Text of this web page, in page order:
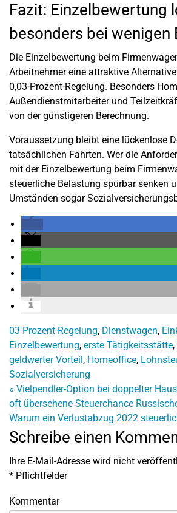
Fazit: Einzelbewertung
besonders bei wenigen
Die Einzelbewertung beim
Arbeitnehmer eine attraktive
0,03-Prozent-Regelung. Besonders
Außendienstmitarbeiter und
von der günstigeren Berechnung.
Voraussetzung bleibt eine lückenlose
tatsächlichen Fahrten. Wer die
mit der Einzelbewertung beim
steuerliche Belastung spürbar senken
Umständen sogar
03-Prozent-Regelung, Dienstwagen,
Einzelbewertung, erste Tätigkeitsstätte,
geldwerter Vorteil, Homeoffice,
Sozialversicherung
« Vielpendler-Option bei doppelter
oft übersehene Steuerchance
Warum ein Verlustabzug 2022
Schreibe einen
Ihre E-Mail-Adresse wird nicht
* Pflichtfelder
Kommentar